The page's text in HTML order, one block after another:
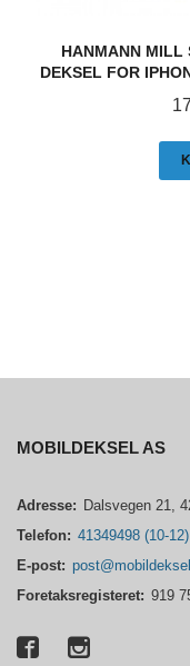
HANMANN MILL
DEKSEL FOR
MOBILDEKSEL AS
Adresse: Dalsvegen 21,
Telefon: 41349498 (10-12)
E-post:
Foretaksregisteret: 919